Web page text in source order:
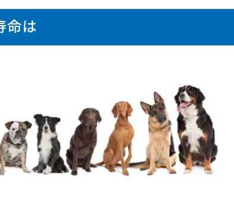
命は